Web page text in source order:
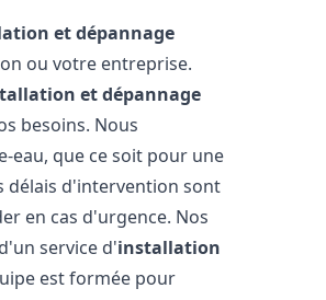
et dépannage
ou votre entreprise.
et dépannage
besoins. Nous
eau, que ce soit pour une
délais d'intervention sont
en cas d'urgence. Nos
service d'installation
est formée pour